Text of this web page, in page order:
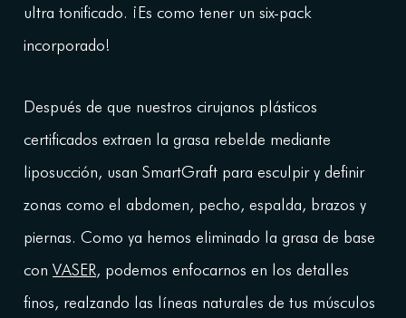
ultra tonificado. ¡Es como tener un six-pack
incorporado!
Después de que nuestros cirujanos plásticos
certificados extraen la grasa rebelde mediante
liposucción, usan SmartGraft para esculpir y definir
zonas como el abdomen, pecho, espalda, brazos y
piernas. Como ya hemos eliminado la grasa de base
con VASER, podemos enfocarnos en los detalles
finos, realzando las líneas naturales de tus músculos